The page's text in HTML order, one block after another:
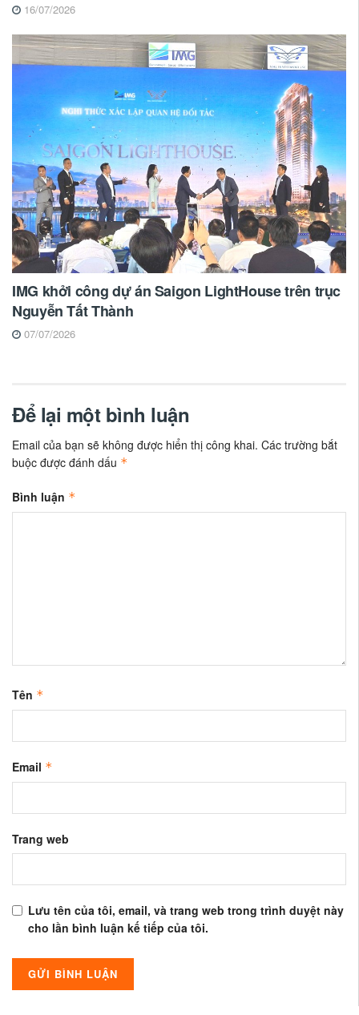
16/07/2026
IMG khởi công dự án Saigon LightHouse trên trục
Nguyễn Tất Thành
07/07/2026
Để lại một bình luận
Email của bạn sẽ không được hiển thị công khai. Các trường bắt
buộc được đánh dấu *
Bình luận *
Tên *
Email *
Trang web
Lưu tên của tôi, email, và trang web trong trình duyệt này
cho lần bình luận kế tiếp của tôi.